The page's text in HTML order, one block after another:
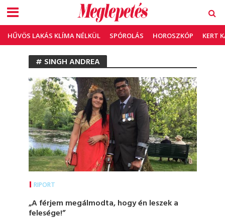
HŰVÖS LAKÁS KLÍMA NÉLKÜL SPÓROLÁS HOROSZKÓP KERT
# SINGH ANDREA
RIPORT
„A férjem megálmodta, hogy én leszek a
felesége!”